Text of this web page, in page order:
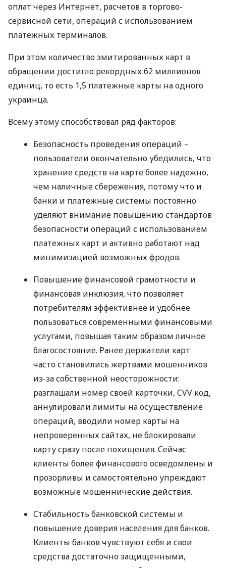
оплат через Интернет, расчетов в торгово-
сервисной сети, операций с использованием
платежных терминалов.
При этом количество эмитированных карт в
обращении достигло рекордных 62 миллионов
единиц, то есть 1,5 платежные карты на одного
украинца.
Всему этому способствовал ряд факторов:
Безопасность проведения операций –
пользователи окончательно убедились, что
хранение средств на карте более надежно,
чем наличные сбережения, потому что и
банки и платежные системы постоянно
уделяют внимание повышению стандартов
безопасности операций с использованием
платежных карт и активно работают над
минимизацией возможных фродов.
Повышение финансовой грамотности и
финансовая инклюзия, что позволяет
потребителям эффективнее и удобнее
пользоваться современными финансовыми
услугами, повышая таким образом личное
благосостояние. Ранее держатели карт
часто становились жертвами мошенников
из-за собственной неосторожности:
разглашали номер своей карточки, CVV код,
аннулировали лимиты на осуществление
операций, вводили номер карты на
непроверенных сайтах, не блокировали
карту сразу после похищения. Сейчас
клиенты более финансового осведомлены и
прозорливы и самостоятельно упреждают
возможные мошеннические действия.
Стабильность банковской системы и
повышение доверия населения для банков.
Клиенты банков чувствуют себя и свои
средства достаточно защищенными,